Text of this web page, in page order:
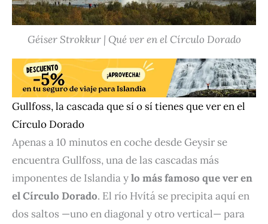
Géiser Strokkur | Qué ver en el Círculo Dorado
Gullfoss, la cascada que sí o sí tienes que ver en el
Círculo Dorado
Apenas a 10 minutos en coche desde Geysir se
encuentra Gullfoss, una de las cascadas más
imponentes de Islandia ylo más famoso que ver en
el Círculo Dorado. El río Hvítá se precipita aquí en
dos saltos —uno en diagonal y otro vertical— para